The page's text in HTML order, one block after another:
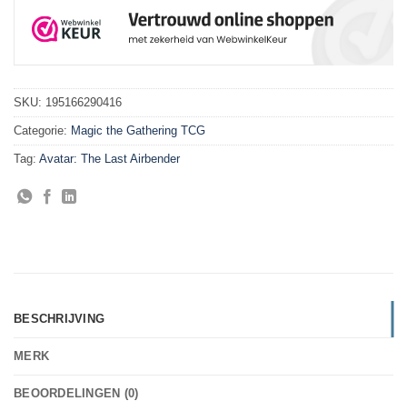
SKU: 195166290416
Categorie: Magic the Gathering TCG
Tag: Avatar: The Last Airbender
BESCHRIJVING
MERK
BEOORDELINGEN (0)